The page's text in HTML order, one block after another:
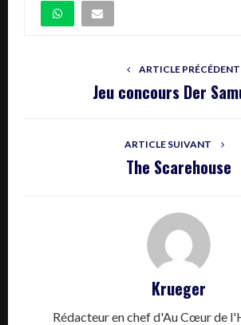
ARTICLE PRÉCÉDENT
Jeu concours Der
ARTICLE SUIVANT
The Scarehouse
Krueger
Rédacteur en chef d'Au Cœur de